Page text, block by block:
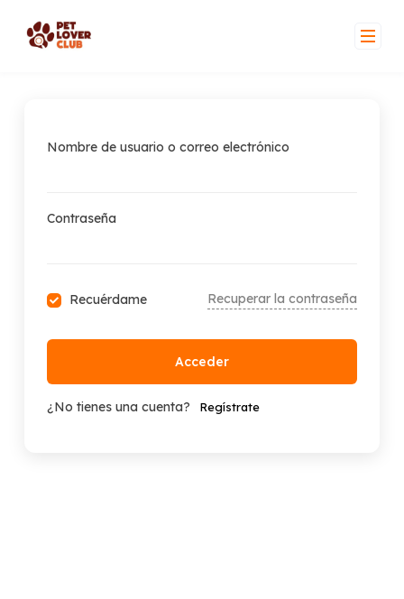
content
Nombre de usuario o correo electrónico
Contraseña
Recuérdame Recuperar la contraseña
Acceder
¿No tienes una cuenta? Regístrate